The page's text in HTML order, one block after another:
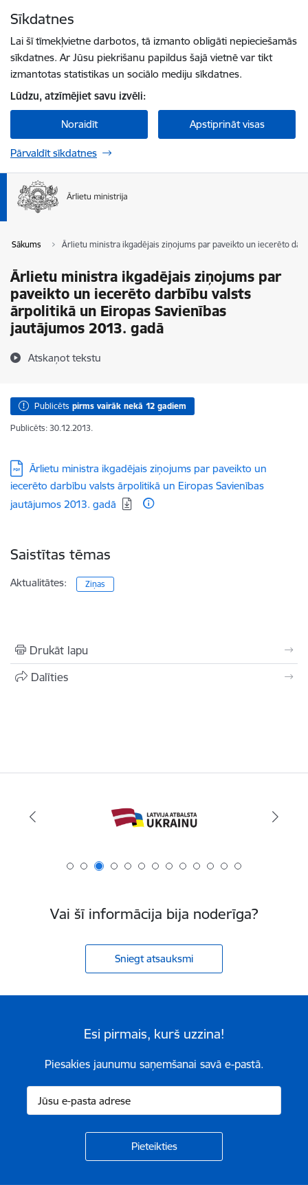
Sīkdatnes
Lai šī tīmekļvietne darbotos, tā izmanto obligāti nepieciešamās
sīkdatnes. Ar Jūsu piekrišanu papildus šajā vietnē var tikt
izmantotas statistikas un sociālo mediju sīkdatnes.
Lūdzu, atzīmējiet savu izvēli:
Noraidīt Apstiprināt visas
Pārvaldīt sīkdatnes
Sākums Ārlietu ministra ikgadējais ziņojums par paveikto un iecerēto
Ārlietu ministra ikgadējais ziņojums par
paveikto un iecerēto darbību valsts
ārpolitikā un Eiropas Savienības
jautājumos 2013. gadā
Atskaņot tekstu
Publicēts pirms vairāk nekā 12 gadiem
Publicēts: 30.12.2013.
Lejupielādēt:
Ārlietu ministra ikgadējais ziņojums par paveikto un
iecerēto darbību valsts ārpolitikā un Eiropas Savienības
jautājumos 2013. gadā
Saistītas tēmas
Aktualitātes: Ziņas
Drukāt lapu
Dalīties
Vai šī informācija bija noderīga?
Sniegt atsauksmi
Esi pirmais, kurš uzzina!
Piesakies jaunumu saņemšanai savā e-pastā.